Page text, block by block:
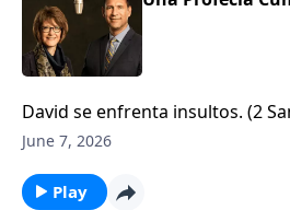
David se enfrenta insultos. (2
June 7, 2026
Play